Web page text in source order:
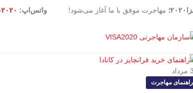
مهاجرت موفق با ما آغاز می‌شود! واتس‌اپ: ۲۰۲۰-۳۳۵(۲۳۶)۱+
مرداد
راهنمای مهاجرت